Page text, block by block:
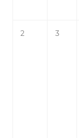
2 3